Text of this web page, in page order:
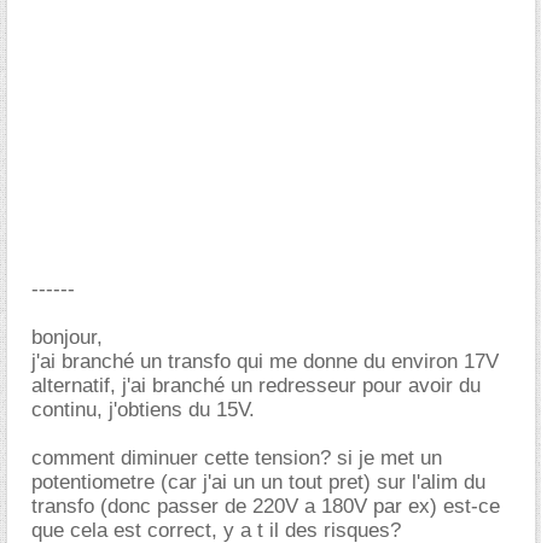
------
bonjour,
j'ai branché un transfo qui me donne du environ 17V
alternatif, j'ai branché un redresseur pour avoir du
continu, j'obtiens du 15V.
comment diminuer cette tension? si je met un
potentiometre (car j'ai un un tout pret) sur l'alim du
transfo (donc passer de 220V a 180V par ex) est-ce
que cela est correct, y a t il des risques?